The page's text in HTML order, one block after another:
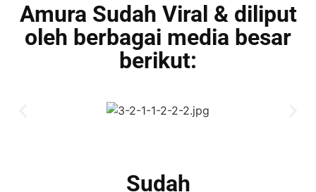
Amura Sudah Viral & diliput
oleh berbagai media besar
berikut:
Sudah